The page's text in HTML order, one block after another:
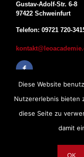
Gustav-Adolf-Str. 6-8
97422 Schweinfurt
Telefon: 09721 720-
Diese Website
Nutzererlebnis bieten
diese Seite zu
damit
OK